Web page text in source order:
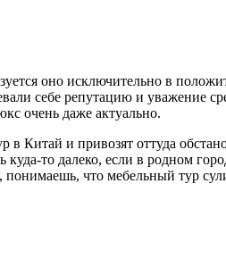
оно исключительно в
себе репутацию и уважение
очень даже актуально.
Китай и привозят оттуда
то далеко, если в родном
понимаешь, что мебельный тур